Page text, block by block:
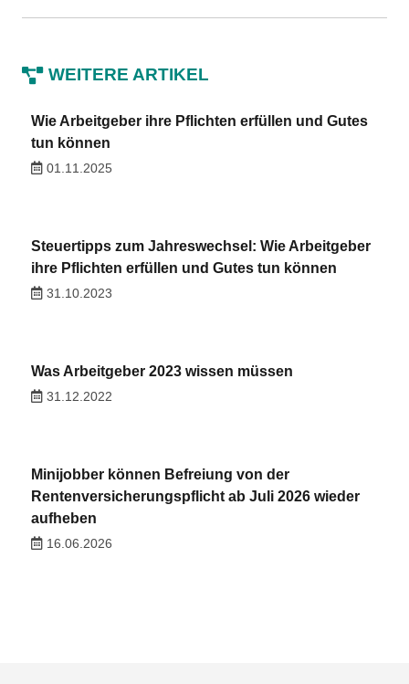
WEITERE ARTIKEL
Wie Arbeitgeber ihre Pflichten erfüllen und Gutes
tun können
01.11.2025
Steuertipps zum Jahreswechsel: Wie Arbeitgeber
ihre Pflichten erfüllen und Gutes tun können
31.10.2023
Was Arbeitgeber 2023 wissen müssen
31.12.2022
Minijobber können Befreiung von der
Rentenversicherungspflicht ab Juli 2026 wieder
aufheben
16.06.2026